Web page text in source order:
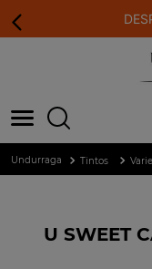
Tintos
U SWEET